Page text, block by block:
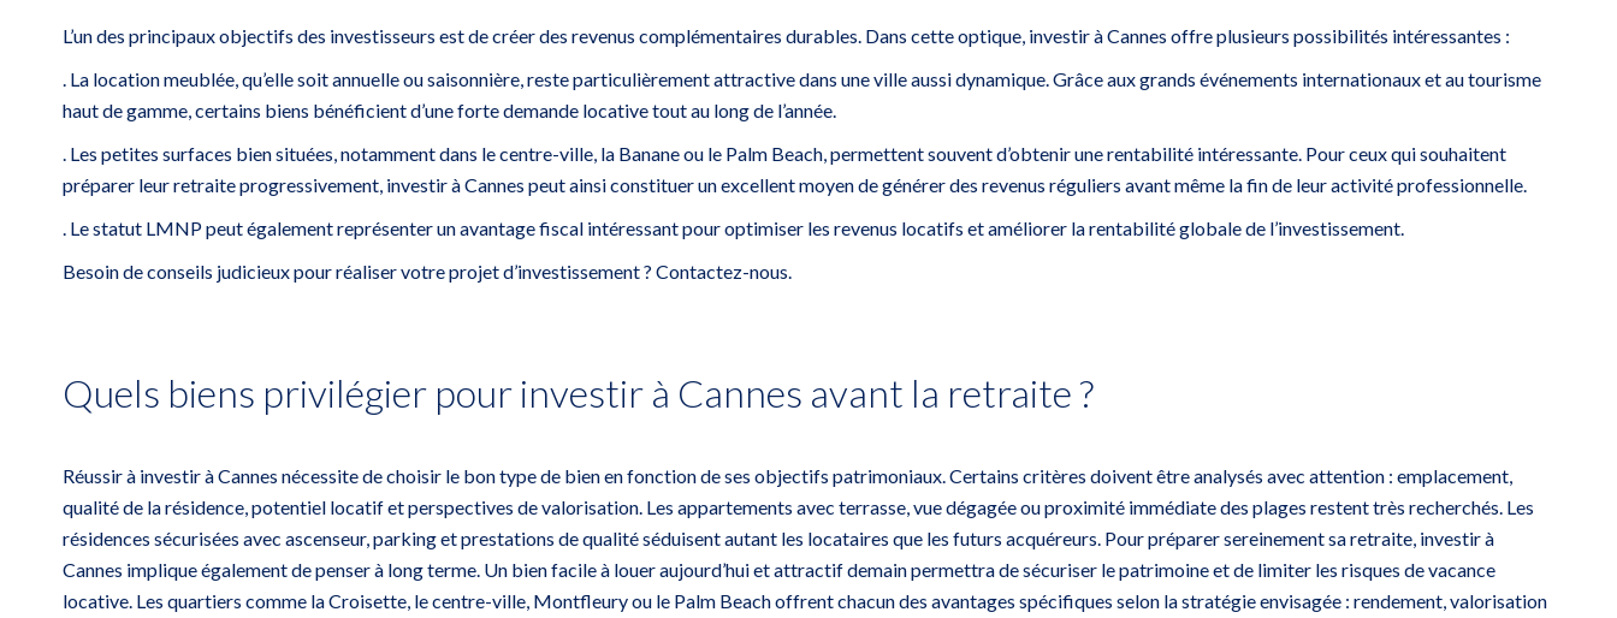
L’un des principaux objectifs des investisseurs est de créer des revenus complémentaires durables. Dans cette optique, investir à Cannes offre plusieurs possibilités intéressantes :
. La location meublée, qu’elle soit annuelle ou saisonnière, reste particulièrement attractive dans une ville aussi dynamique. Grâce aux grands événements internationaux et au tourisme
haut de gamme, certains biens bénéficient d’une forte demande locative tout au long de l’année.
. Les petites surfaces bien situées, notamment dans le centre-ville, la Banane ou le Palm Beach, permettent souvent d’obtenir une rentabilité intéressante. Pour ceux qui souhaitent
préparer leur retraite progressivement, investir à Cannes peut ainsi constituer un excellent moyen de générer des revenus réguliers avant même la fin de leur activité professionnelle.
. Le statut LMNP peut également représenter un avantage fiscal intéressant pour optimiser les revenus locatifs et améliorer la rentabilité globale de l’investissement.
Besoin de conseils judicieux pour réaliser votre projet d’investissement ? Contactez-nous
Quels biens privilégier pour investir à Cannes avant la retraite ?
Réussir à investir à Cannes nécessite de choisir le bon type de bien en fonction de ses objectifs patrimoniaux. Certains critères doivent être analysés avec attention : emplacement,
qualité de la résidence, potentiel locatif et perspectives de valorisation. Les appartements avec terrasse, vue dégagée ou proximité immédiate des plages restent très recherchés. Les
résidences sécurisées avec ascenseur, parking et prestations de qualité séduisent autant les locataires que les futurs acquéreurs. Pour préparer sereinement sa retraite, investir à
Cannes implique également de penser à long terme. Un bien facile à louer aujourd’hui et attractif demain permettra de sécuriser le patrimoine et de limiter les risques de vacance
locative. Les quartiers comme la Croisette, le centre-ville, Montfleury ou le Palm Beach offrent chacun des avantages spécifiques selon la stratégie envisagée : rendement, valorisation